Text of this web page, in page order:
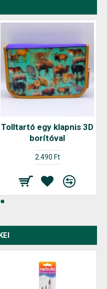
Tolltartó egy klapnis 3D
borítóval
2.490 Ft